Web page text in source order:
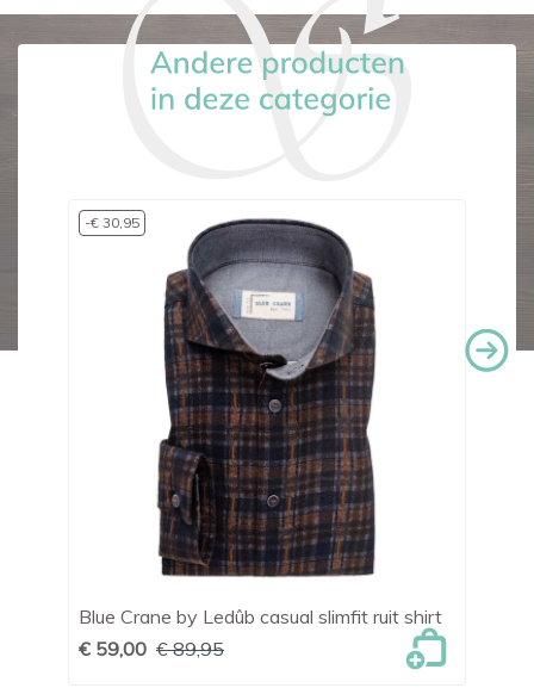
-€ 30,95
Blue Crane by Ledûb casual slimfit ruit shirt
€ 59,00 € 89,95